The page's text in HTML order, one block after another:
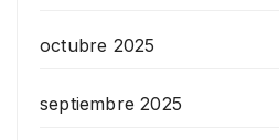
octubre 2025
septiembre 2025